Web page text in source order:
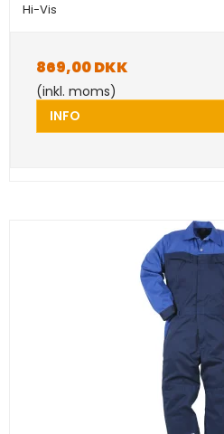
Hi-Vis
869,00 DKK
(inkl. moms)
INFO